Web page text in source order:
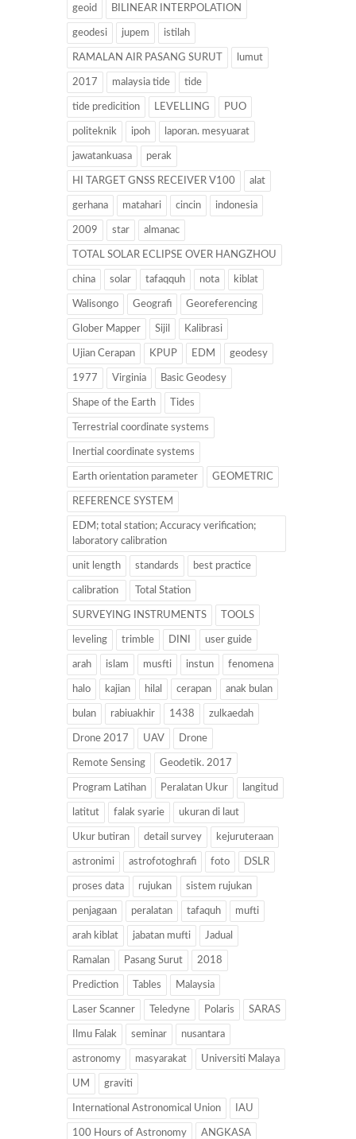
geoid BILINEAR INTERPOLATION
geodesi jupem istilah
RAMALAN AIR PASANG SURUT lumut
2017 malaysia tide tide
tide predicition LEVELLING PUO
politeknik ipoh laporan. mesyuarat
jawatankuasa perak
HI TARGET GNSS RECEIVER V100 alat
gerhana matahari cincin indonesia
2009 star almanac
TOTAL SOLAR ECLIPSE OVER HANGZHOU
china solar tafaqquh nota kiblat
Walisongo Geografi Georeferencing
Glober Mapper Sijil Kalibrasi
Ujian Cerapan KPUP EDM geodesy
1977 Virginia Basic Geodesy
Shape of the Earth Tides
Terrestrial coordinate systems
Inertial coordinate systems
Earth orientation parameter GEOMETRIC
REFERENCE SYSTEM
EDM; total station; Accuracy verification;
laboratory calibration
unit length standards best practice
calibration Total Station
SURVEYING INSTRUMENTS TOOLS
leveling trimble DINI user guide
arah islam musfti instun fenomena
halo kajian hilal cerapan anak bulan
bulan rabiuakhir 1438 zulkaedah
Drone 2017 UAV Drone
Remote Sensing Geodetik. 2017
Program Latihan Peralatan Ukur langitud
latitut falak syarie ukuran di laut
Ukur butiran detail survey kejuruteraan
astronimi astrofotoghrafi foto DSLR
proses data rujukan sistem rujukan
penjagaan peralatan tafaquh mufti
arah kiblat jabatan mufti Jadual
Ramalan Pasang Surut 2018
Prediction Tables Malaysia
Laser Scanner Teledyne Polaris SARAS
Ilmu Falak seminar nusantara
astronomy masyarakat Universiti Malaya
UM graviti
International Astronomical Union IAU
100 Hours of Astronomy ANGKASA